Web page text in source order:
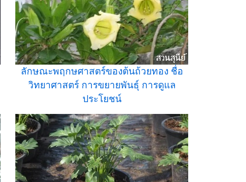
ลักษณะพฤกษศาสตร์ของต้นถ้วยทอง ชื่อ
วิทยาศาสตร์ การขยายพันธุ์ การดูแล
ประโยชน์